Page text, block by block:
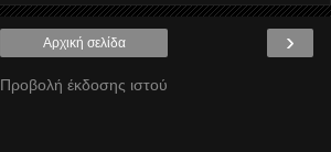
›
Αρχική σελίδα
Προβολή έκδοσης ιστού